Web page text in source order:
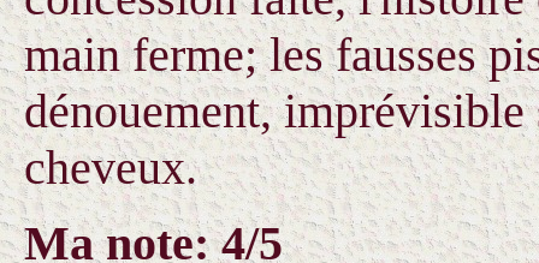
main ferme; les fausses
dénouement, imprévisible
cheveux.
Ma note: 4/5